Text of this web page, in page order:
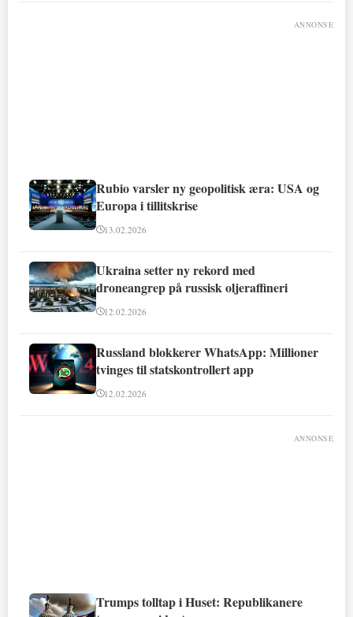
ANNONSE
Rubio varsler ny geopolitisk æra: USA og
Europa i tillitskrise
13.02.2026
Ukraina setter ny rekord med
droneangrep på russisk oljeraffineri
12.02.2026
Russland blokkerer WhatsApp: Millioner
tvinges til statskontrollert app
12.02.2026
ANNONSE
Trumps tolltap i Huset: Republikanere